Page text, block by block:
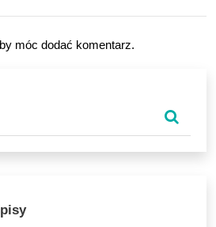
móc dodać komentarz.